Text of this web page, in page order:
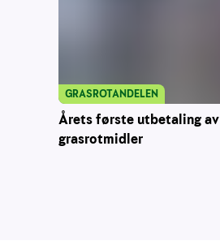
Årets første utbetaling av
grasrotmidler
GRASROTANDELEN